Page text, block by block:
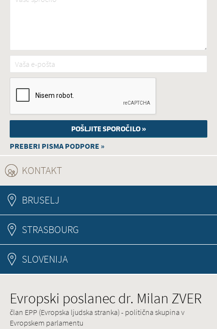
Vaša e-pošta*
PREBERI PISMA PODPORE »
KONTAKT
BRUSELJ
STRASBOURG
SLOVENIJA
Evropski poslanec dr. Milan ZVER
član EPP (Evropska ljudska stranka) - politična skupina v
Evropskem parlamentu